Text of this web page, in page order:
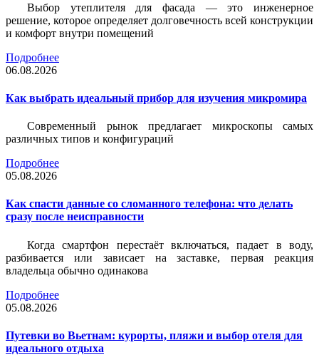
Выбор утеплителя для фасада — это инженерное
решение, которое определяет долговечность всей конструкции
и комфорт внутри помещений
Подробнее
06.08.2026
Как выбрать идеальный прибор для изучения микромира
Современный рынок предлагает микроскопы самых
различных типов и конфигураций
Подробнее
05.08.2026
Как спасти данные со сломанного телефона: что делать
сразу после неисправности
Когда смартфон перестаёт включаться, падает в воду,
разбивается или зависает на заставке, первая реакция
владельца обычно одинакова
Подробнее
05.08.2026
Путевки во Вьетнам: курорты, пляжи и выбор отеля для
идеального отдыха